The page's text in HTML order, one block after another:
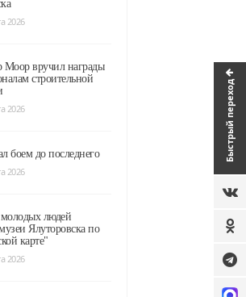
Быстрый переход
2026
Моор вручил награды
строительной
2026
боем до последнего
2026
молодых людей
Ялуторовска по
карте"
2026